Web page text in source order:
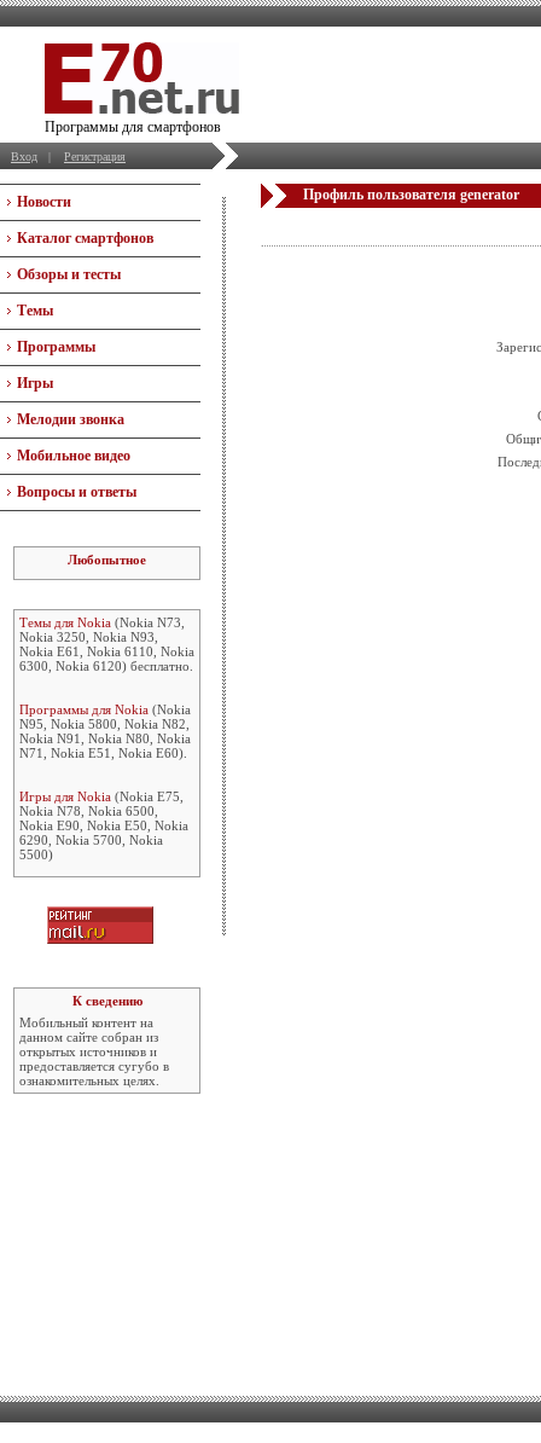
Программы для смартфонов
Вход | Регистрация
Новости
Каталог смартфонов
Обзоры и тесты
Темы
Программы
Игры
Мелодии звонка
Мобильное видео
Вопросы и ответы
Любопытное
Темы для Nokia (Nokia N73,
Nokia 3250, Nokia N93,
Nokia E61, Nokia 6110, Nokia
6300, Nokia 6120) бесплатно.
Программы для Nokia (Nokia
N95, Nokia 5800, Nokia N82,
Nokia N91, Nokia N80, Nokia
N71, Nokia E51, Nokia E60).
Игры для Nokia (Nokia E75,
Nokia N78, Nokia 6500,
Nokia E90, Nokia E50, Nokia
6290, Nokia 5700, Nokia
5500)
К сведению
Мобильный контент на
данном сайте собран из
открытых источников и
предоставляется сугубо в
ознакомительных целях.
Профиль пользователя generator